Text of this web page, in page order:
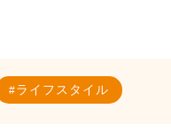
ライフスタイル